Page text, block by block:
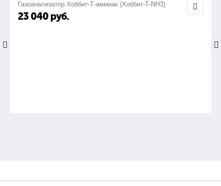
Газоанализатор Хоббит-Т-аммиак (Хоббит-Т-NH3)
23 040 руб.